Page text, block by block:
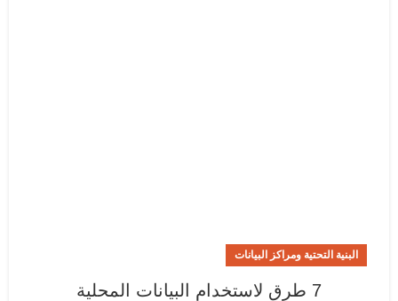
البنية التحتية ومراكز البيانات
7 طرق لاستخدام البيانات المحلية